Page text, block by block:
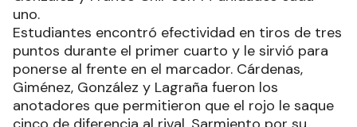
uno.
Estudiantes encontró efectividad en tiros de tres
puntos durante el primer cuarto y le sirvió para
ponerse al frente en el marcador. Cárdenas,
Giménez, González y Lagraña fueron los
anotadores que permitieron que el rojo le saque